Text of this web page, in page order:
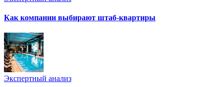
Как компании выбирают штаб-квартиры
Экспертный анализ